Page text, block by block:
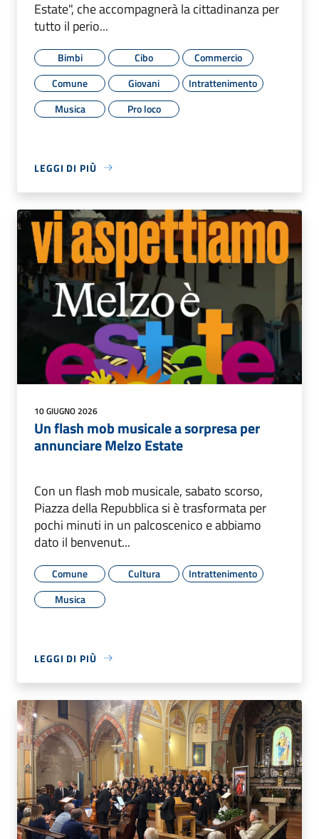
Estate", che accompagnerà la cittadinanza per
tutto il perio...
Bimbi Cibo
Commercio
Comune
Giovani
Intrattenimento
Musica
Pro loco
LEGGI DI PIÙ
10 GIUGNO 2026
Un flash mob musicale a sorpresa per
annunciare Melzo Estate
Con un flash mob musicale, sabato scorso,
Piazza della Repubblica si è trasformata per
pochi minuti in un palcoscenico e abbiamo
dato il benvenut...
Comune Cultura
Intrattenimento
Musica
LEGGI DI PIÙ